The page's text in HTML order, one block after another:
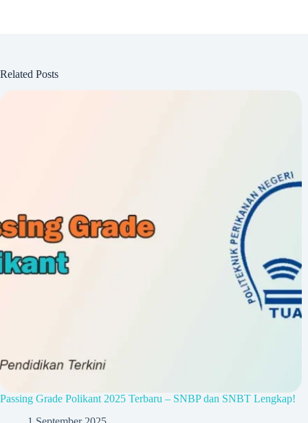
Related Posts
Passing Grade Polikant 2025 Terbaru – SNBP dan SNBT Lengkap!